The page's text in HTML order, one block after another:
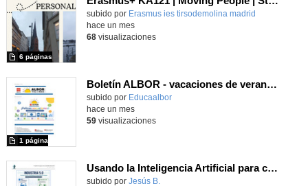
Contenido educativo.
subido por Erasmus ies tirsodemolina madrid
6 páginas
hace un mes
68visualizaciones
Boletín ALBOR - vacaciones de verano 2026 - Contenido educativo
Contenido educativo.
subido por Educaalbor
1 página
-
hace un mes
59visualizaciones
Usando la Inteligencia Artificial para crear contenido interactivo. Versión: 30-jun-2026
subido por Jesús B.